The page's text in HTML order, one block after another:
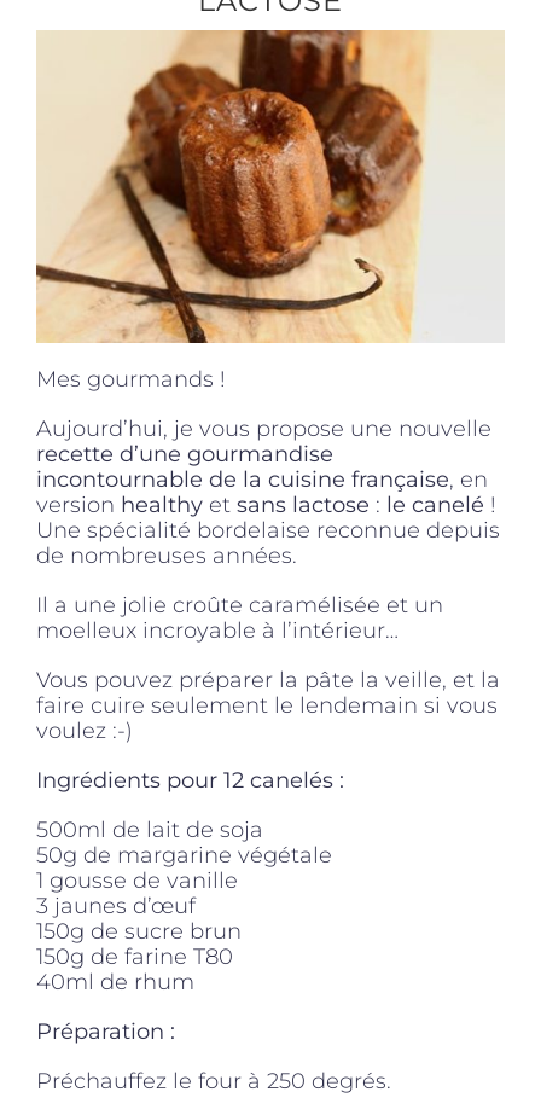
Produits sains
Click and collect
Cours
Accessoires
Offres
Mes gourmands !
Aujourd’hui, je vous propose une nouvelle
recette d’une gourmandise
incontournable de la cuisine française, en
version healthy et sans lactose : le canelé !
Une spécialité bordelaise reconnue depuis
de nombreuses années.
Il a une jolie croûte caramélisée et un
moelleux incroyable à l’intérieur…
Vous pouvez préparer la pâte la veille, et la
faire cuire seulement le lendemain si vous
voulez :-)
Ingrédients pour 12 canelés :
500ml de lait de soja
50g de margarine végétale
1 gousse de vanille
3 jaunes d’œuf
150g de sucre brun
150g de farine T80
40ml de rhum
Préparation :
Préchauffez le four à 250 degrés.